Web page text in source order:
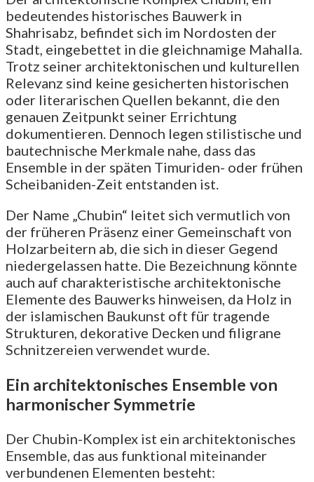
bedeutendes historisches Bauwerk in
Shahrisabz, befindet sich im Nordosten der
Stadt, eingebettet in die gleichnamige Mahalla.
Trotz seiner architektonischen und kulturellen
Relevanz sind keine gesicherten historischen
oder literarischen Quellen bekannt, die den
genauen Zeitpunkt seiner Errichtung
dokumentieren. Dennoch legen stilistische und
bautechnische Merkmale nahe, dass das
Ensemble in der späten Timuriden- oder frühen
Scheibaniden-Zeit entstanden ist.
Der Name „Chubin“ leitet sich vermutlich von
der früheren Präsenz einer Gemeinschaft von
Holzarbeitern ab, die sich in dieser Gegend
niedergelassen hatte. Die Bezeichnung könnte
auch auf charakteristische architektonische
Elemente des Bauwerks hinweisen, da Holz in
der islamischen Baukunst oft für tragende
Strukturen, dekorative Decken und filigrane
Schnitzereien verwendet wurde.
Ein architektonisches Ensemble von
harmonischer Symmetrie
Der Chubin-Komplex ist ein architektonisches
Ensemble, das aus funktional miteinander
verbundenen Elementen besteht: